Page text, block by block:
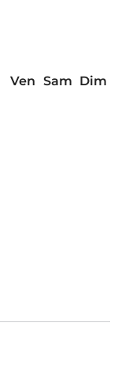
Ven Sam Dim